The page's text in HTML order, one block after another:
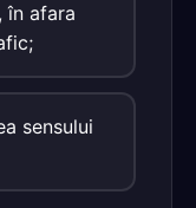
în afara
sensului